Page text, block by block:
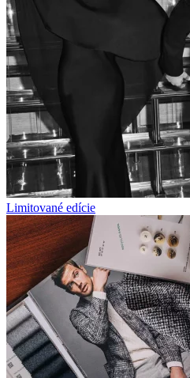
Limitované edície